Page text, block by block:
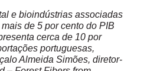
e bioindústrias associadas
de 5 por cento do PIB
cerca de 10 por
portuguesas,
Almeida Simões, diretor-